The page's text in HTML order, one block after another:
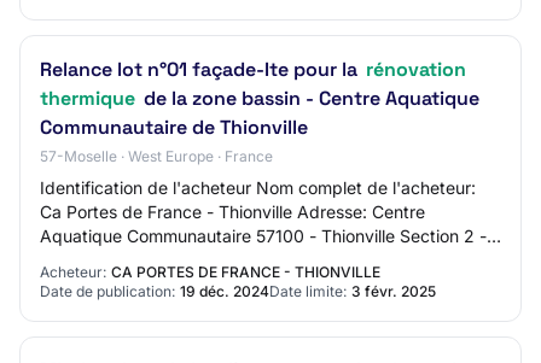
Relance lot n°01 façade-Ite pour la rénovation
thermique de la zone bassin - Centre Aquatique
Communautaire de Thionville
57-Moselle · West Europe · France
Identification de l'acheteur Nom complet de l'acheteur:
Ca Portes de France - Thionville Adresse: Centre
Aquatique Communautaire 57100 - Thionville Section 2 -
Acheteur: CA PORTES DE FRANCE - THIONVILLE
Date de publication: 19 déc. 2024Date limite: 3 févr. 2025